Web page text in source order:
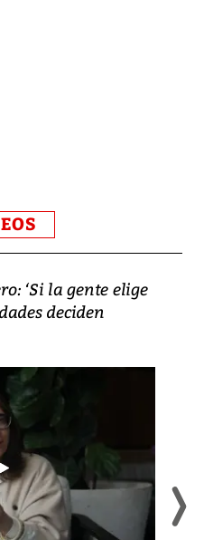
‘Si la gente elige
deciden